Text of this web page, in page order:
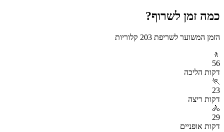
כמה זמן לשרוף?
הזמן המשוער לשריפת 203 קלוריות
🚶
56
דקות הליכה
🏃
23
דקות ריצה
🚴
29
דקות אופניים